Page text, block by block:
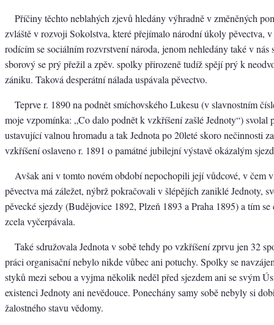
Příčiny těchto neblahých zjevů hledány výhradně v změněných
zvláště v rozvoji Sokolstva, které přejímalo národní úkoly pěvectva,
rodícím se sociálním rozvrstvení národa, jenom nehledány také v nás
sborový se prý přežil a zpěv. spolky přirozeně tudíž spějí prý k
zániku. Taková desperátní nálada uspávala pěvectvo.
Teprve r. 1890 na podnět smíchovského Lukesu (v slavnostním
moje vzpomínka: „Co dalo podnět k vzkříšení zašlé Jednoty“) svolal
ustavující valnou hromadu a tak Jednota po 20leté skoro nečinnosti
vzkříšení oslaveno r. 1891 o památné jubilejní výstavě okázalým
Avšak ani v tomto novém období nepochopili její vůdcové, v čem
pěvectva má záležet, nýbrž pokračovali v šlépějích zaniklé Jednoty,
pěvecké sjezdy (Budějovice 1892, Plzeň 1893 a Praha 1895) a tím se
zcela vyčerpávala.
Také sdružovala Jednota v sobě tehdy po vzkříšení zprvu jen 32
práci organisační nebylo nikde vůbec ani potuchy. Spolky se
styků mezi sebou a vyjma několik neděl před sjezdem ani se svým
existenci Jednoty ani nevědouce. Ponechány samy sobě nebyly si
žalostného stavu vědomy.